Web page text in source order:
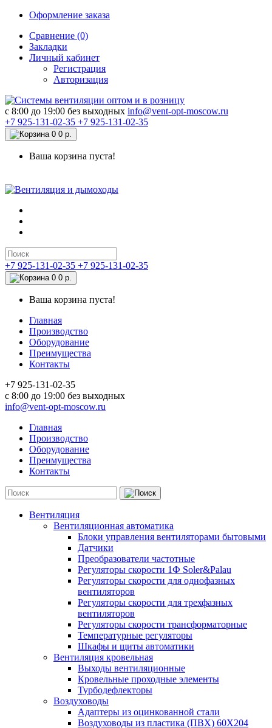
Оформление заказа
Сравнение (0)
Закладки
Личный кабинет
Регистрация
Авторизация
c 8:00 до 19:00 без выходных info@vent-opt-moscow.ru
+7 925-131-02-35 +7 925-131-02-35
0 0 р.
Ваша корзина пуста!
+7 925-131-02-35 +7 925-131-02-35
0 0 р.
Ваша корзина пуста!
Главная
Производство
Оборудование
Преимущества
Контакты
+7 925-131-02-35
c 8:00 до 19:00 без выходных
info@vent-opt-moscow.ru
Главная
Производство
Оборудование
Преимущества
Контакты
Вентиляция
Вентиляционная автоматика
Блоки управления вентиляторами бытовыми
Датчики
Преобразователи частотные
Регуляторы скорости 1Ф Soler&Palau
Регуляторы скорости для однофазных
вентиляторов
Регуляторы скорости для трехфазных
вентиляторов
Регуляторы скорости трансформаторные
Температурные регуляторы
Шкафы и щиты автоматики
Вентиляция кровельная
Выходы вентиляционные
Кровельные проходные элементы
Турбодефлекторы
Воздуховоды
Адаптеры из оцинкованной стали
Воздуховоды из пластика (ПВХ) 60Х204